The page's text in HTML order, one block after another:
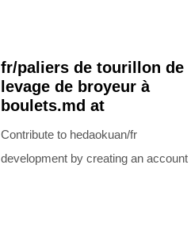
fr/paliers de tourillon de
levage de broyeur à
boulets.md at
Contribute to hedaokuan/fr
development by creating an account